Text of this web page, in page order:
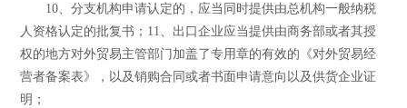
10、分支机构申请认定的，应当同时提供由总机构一般纳税
人资格认定的批复书；11、出口企业应当提供由商务部或者其授
权的地方对外贸易主管部门加盖了专用章的有效的《对外贸易经
营者备案表》，以及销购合同或者书面申请意向以及供货企业证
明；